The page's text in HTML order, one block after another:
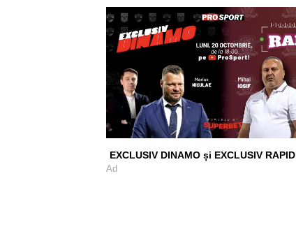
EXCLUSIV DINAMO și EXCLUSIV RAPID
Ad